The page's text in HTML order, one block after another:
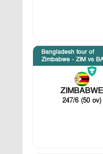
Bangladesh tour of
Zimbabwe - ZIM vs
ZIMBABWE
247/6 (50 ov)